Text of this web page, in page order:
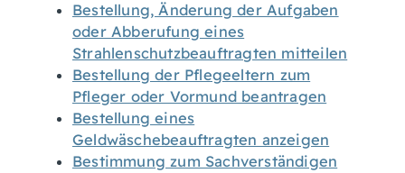
Bestellung, Änderung der Aufgaben
oder Abberufung eines
Strahlenschutzbeauftragten mitteilen
Bestellung der Pflegeeltern zum
Pfleger oder Vormund beantragen
Bestellung eines
Geldwäschebeauftragten anzeigen
Bestimmung zum Sachverständigen